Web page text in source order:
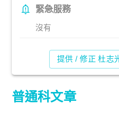
緊急服務
沒有
提供 / 修正 杜志
普通科文章